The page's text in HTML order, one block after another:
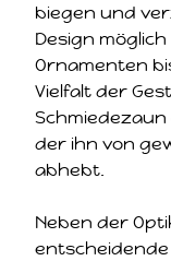
biegen und
Design
Ornamenten
Vielfalt der
der ihn von
abhebt.
Neben der
entscheidende